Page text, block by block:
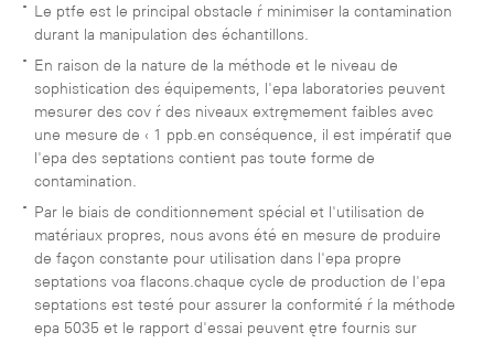
Le ptfe est le principal obstacle à minimiser la contamination
durant la manipulation des échantillons.
En raison de la nature de la méthode et le niveau de
sophistication des équipements, l'epa laboratories peuvent
mesurer des cov à des niveaux extrêmement faibles avec
une mesure de ‹ 1 ppb.en conséquence, il est impératif que
l'epa des septations contient pas toute forme de
contamination.
Par le biais de conditionnement spécial et l'utilisation de
matériaux propres, nous avons été en mesure de produire
de façon constante pour utilisation dans l'epa propre
septations voa flacons.chaque cycle de production de l'epa
septations est testé pour assurer la conformité à la méthode
epa 5035 et le rapport d'essai peuvent être fournis sur